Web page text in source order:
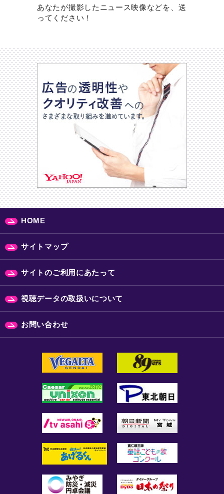
あなたが撮影したニュース映像などを、送
ってください！
HOME
サイトマップ
サイトのご利用にあたって
視聴データの取扱いについて
お問い合わせ